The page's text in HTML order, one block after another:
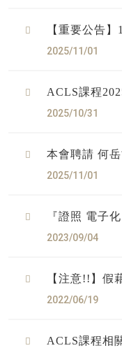
【重要公告
2025/11/01
ACLS課程
2025/10/31
2025/11/01
『證照 電子
2023/09/04
【注意!!】假
2022/06/19
ACLS課程相